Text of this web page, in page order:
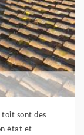
toit sont des
état et